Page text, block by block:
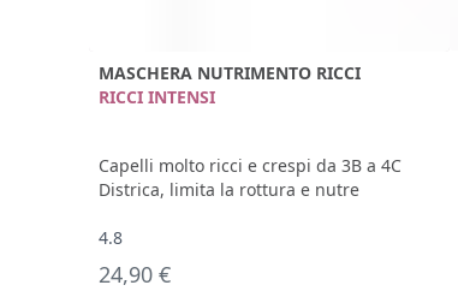
MASCHERA NUTRIMENTO RICCI
RICCI INTENSI
Capelli molto ricci e crespi da 3B a 4C
Districa, limita la rottura e nutre
4.8
24,90 €